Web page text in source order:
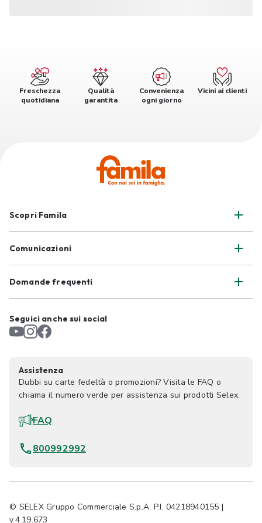
Freschezza
quotidiana
Qualità
garantita
Convenienza
ogni giorno
Vicini ai clienti
Scopri Famila
Comunicazioni
Domande frequenti
Seguici anche sui social
Assistenza
Dubbi su carte fedeltà o promozioni? Visita le FAQ o
chiama il numero verde per assistenza sui prodotti Selex.
FAQ
800992992
© SELEX Gruppo Commerciale S.p.A. P.I. 04218940155 |
v.4.19.673